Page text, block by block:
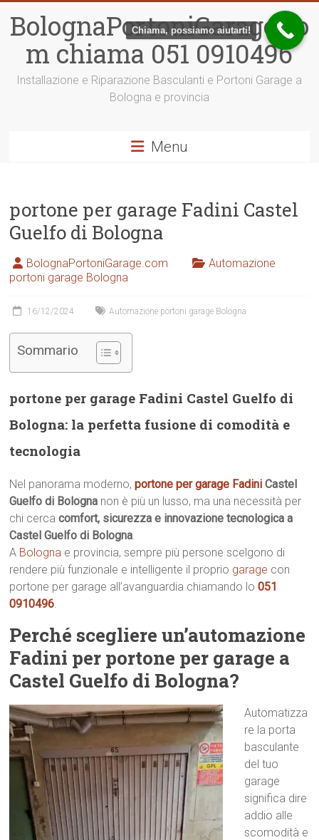
contenuto
BolognaPortoniGarage.co
m chiama 051 0910496
Installazione e Riparazione Basculanti e Portoni Garage a
Bologna e provincia
Menu
portone per garage Fadini Castel
Guelfo di Bologna
BolognaPortoniGarage.com
Automazione
portoni garage Bologna
16/12/2024 Automazione portoni garage Bologna
Sommario
portone per garage Fadini Castel Guelfo di
Bologna: la perfetta fusione di comodità e
tecnologia
Nel panorama moderno,portone per garage Fadini Castel
Guelfo di Bologna non è più un lusso, ma una necessità per
chi cercacomfort, sicurezza e innovazione tecnologica a
Castel Guelfo di Bologna.
A Bologna e provincia, sempre più persone scelgono di
rendere più funzionale e intelligente il proprio garage con
portone per garage all’avanguardia chiamando lo051
0910496.
Perché scegliere un’automazione
Fadini per portone per garage a
Castel Guelfo di Bologna?
Automatizza
re la porta
basculante
del tuo
garage
significa dire
addio alle
scomodità e
Chiama, possiamo aiutarti!